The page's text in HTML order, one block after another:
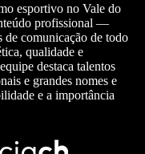
esportivo no Vale do
profissional —
comunicação de todo
qualidade e
destaca talentos
e grandes nomes e
e a importância